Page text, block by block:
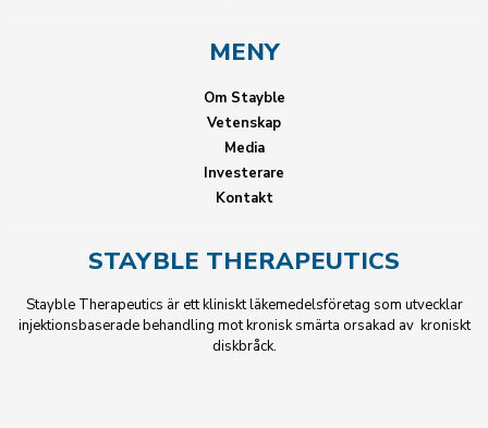
MENY
Om Stayble
Vetenskap
Media
Investerare
Kontakt
STAYBLE THERAPEUTICS
Stayble Therapeutics är ett kliniskt läkemedelsföretag som utvecklar
injektionsbaserade behandling mot kronisk smärta orsakad av kroniskt
diskbråck.